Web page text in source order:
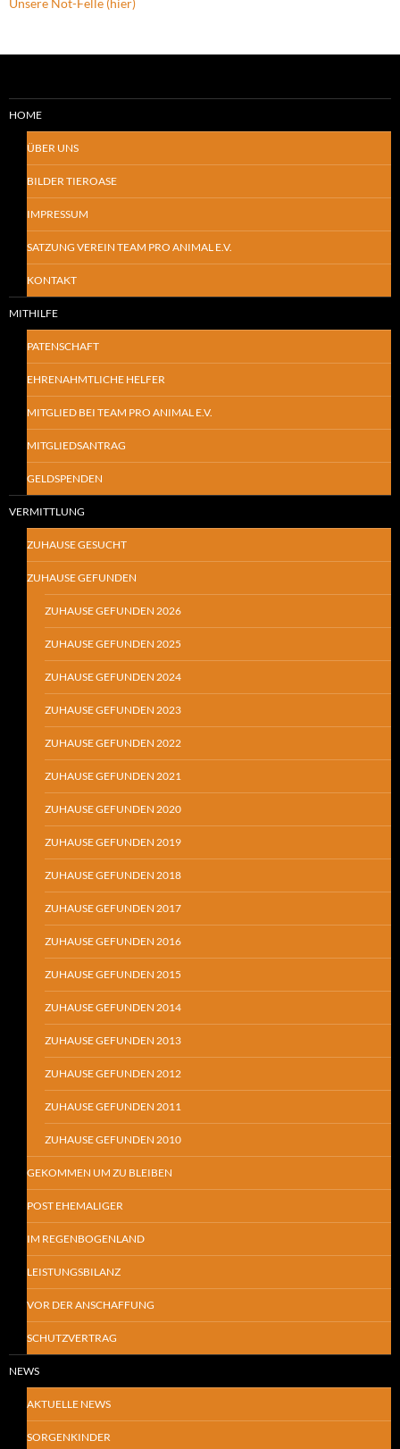
HOME
ÜBER UNS
BILDER TIEROASE
IMPRESSUM
SATZUNG VEREIN TEAM PRO ANIMAL E.V.
KONTAKT
MITHILFE
PATENSCHAFT
EHRENAHMTLICHE HELFER
MITGLIED BEI TEAM PRO ANIMAL E.V.
MITGLIEDSANTRAG
GELDSPENDEN
VERMITTLUNG
ZUHAUSE GESUCHT
ZUHAUSE GEFUNDEN
ZUHAUSE GEFUNDEN 2026
ZUHAUSE GEFUNDEN 2025
ZUHAUSE GEFUNDEN 2024
ZUHAUSE GEFUNDEN 2023
ZUHAUSE GEFUNDEN 2022
ZUHAUSE GEFUNDEN 2021
ZUHAUSE GEFUNDEN 2020
ZUHAUSE GEFUNDEN 2019
ZUHAUSE GEFUNDEN 2018
ZUHAUSE GEFUNDEN 2017
ZUHAUSE GEFUNDEN 2016
ZUHAUSE GEFUNDEN 2015
ZUHAUSE GEFUNDEN 2014
ZUHAUSE GEFUNDEN 2013
ZUHAUSE GEFUNDEN 2012
ZUHAUSE GEFUNDEN 2011
ZUHAUSE GEFUNDEN 2010
GEKOMMEN UM ZU BLEIBEN
POST EHEMALIGER
IM REGENBOGENLAND
LEISTUNGSBILANZ
VOR DER ANSCHAFFUNG
SCHUTZVERTRAG
NEWS
AKTUELLE NEWS
SORGENKINDER